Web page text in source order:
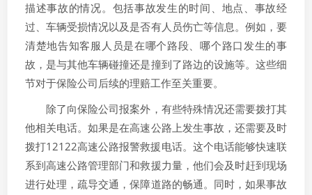
描述事故的情况。包括事故发生的时间、地点、事故经
过、车辆受损情况以及是否有人员伤亡等信息。例如，要
清楚地告知客服人员是在哪个路段、哪个路口发生的事
故，是与其他车辆碰撞还是撞到了路边的设施等。这些细
节对于保险公司后续的理赔工作至关重要。
除了向保险公司报案外，有些特殊情况还需要拨打其
他相关电话。如果是在高速公路上发生事故，还需要及时
拨打12122高速公路报警救援电话。这个电话能够快速联
系到高速公路管理部门和救援力量，他们会及时赶到现场
进行处理，疏导交通，保障道路的畅通。同时，如果事故